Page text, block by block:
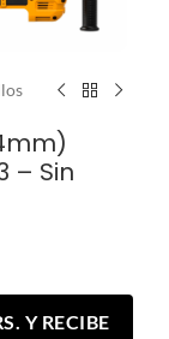
– Sin
Y RECIBE